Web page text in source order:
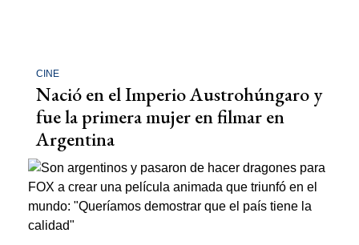
CINE
Nació en el Imperio Austrohúngaro y
fue la primera mujer en filmar en
Argentina